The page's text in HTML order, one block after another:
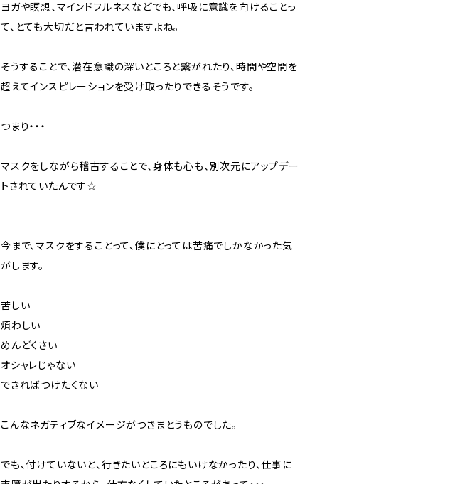
ヨガや瞑想、マインドフルネスなどでも、呼吸に意識を向けることっ
て、とても大切だと言われていますよね。
そうすることで、潜在意識の深いところと繋がれたり、時間や空間を
超えてインスピレーションを受け取ったりできるそうです。
つまり・・・
マスクをしながら稽古することで、身体も心も、別次元にアップデー
トされていたんです☆
今まで、マスクをすることって、僕にとっては苦痛でしかなかった気
がします。
苦しい
煩わしい
めんどくさい
オシャレじゃない
できればつけたくない
こんなネガティブなイメージがつきまとうものでした。
でも、付けていないと、行きたいところにもいけなかったり、仕事に